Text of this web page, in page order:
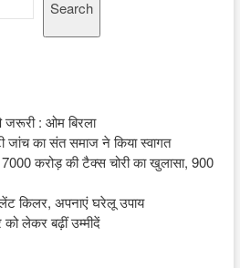
Search
जरूरी : ओम बिरला
जांच का संत समाज ने किया स्वागत
करोड़ की टैक्स चोरी का खुलासा, 900
किलर, अपनाएं घरेलू उपाय
लेकर बढ़ीं उम्मीदें